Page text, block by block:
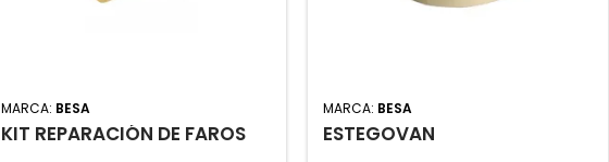
MARCA: BESA
KIT REPARACIÓN DE FAROS
MARCA: BESA
ESTEGOVAN